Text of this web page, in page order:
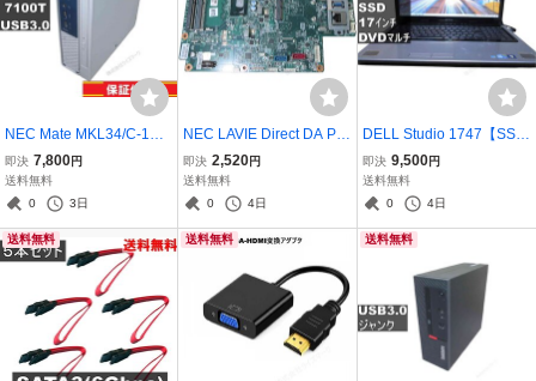
NEC Mate MKL34/C-1
【Core i3 7100T】 【Wi
ndows10 Pro】MS 365 Of
fice Web／スリム型／US
即決 7,800円
送料無料
0
3日
NEC LAVIE Direct DA PC-
GD16CTCA9用 マザーボ
ード 保証付 [96290]
即決 2,520円
送料無料
0
4日
DELL Studio 1747【SSD
搭載】 Core i7 720Q
【Windows10 Home】M
S 365 Office Web／充電
付 [96511]
即決 9,500円
送料無料
0
4日
送料無料 送料無料 送料無料